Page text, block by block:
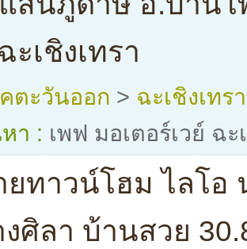
ะเชิงเทรา
ตะวันออก > ฉะเชิงเทรา
า : เพฟ มอเตอร์เวย์ ฉะ
ยทาวน์โฮม ไลโอ
งศิลา บ้านสวย